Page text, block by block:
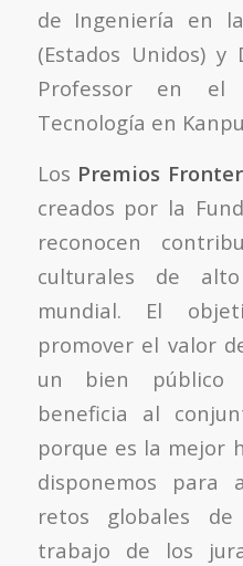
de Ingeniería en
(Estados Unidos) y
Professor en
Tecnología en
Los Premios
creados por la
reconocen
culturales de
mundial. El
promover el valor
un bien público
beneficia al
porque es la mejor
disponemos para
retos globales
trabajo de los